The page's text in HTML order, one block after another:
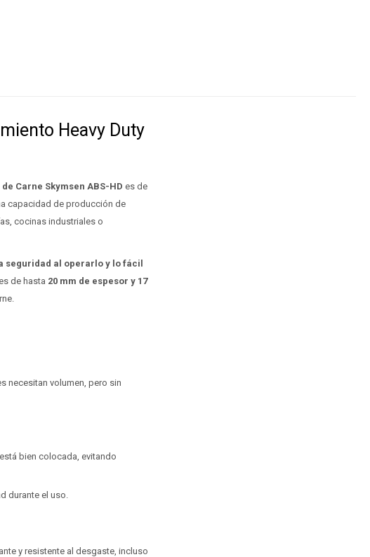
Heavy Duty
Carne Skymsen ABS-HD es de
capacidad de producción de
cocinas industriales o
seguridad al operarlo y lo fácil
de hasta 20 mm de espesor y 17
necesitan volumen, pero sin
bien colocada, evitando
durante el uso.
y resistente al desgaste, incluso